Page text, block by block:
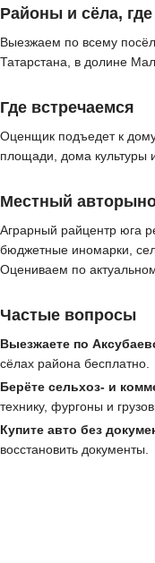
Районы и сёла,
Выезжаем по всему
Татарстана, в долине
Где встречаемся
Оценщик подъедет к
площади, дома культуры
Местный
Аграрный райцентр юга
бюджетные иномарки,
Оцениваем по
Частые вопросы
Выезжаете по
сёлах района бесплатно.
Берёте сельхоз- и
технику, фургоны и
Купите авто без
восстановить документы.